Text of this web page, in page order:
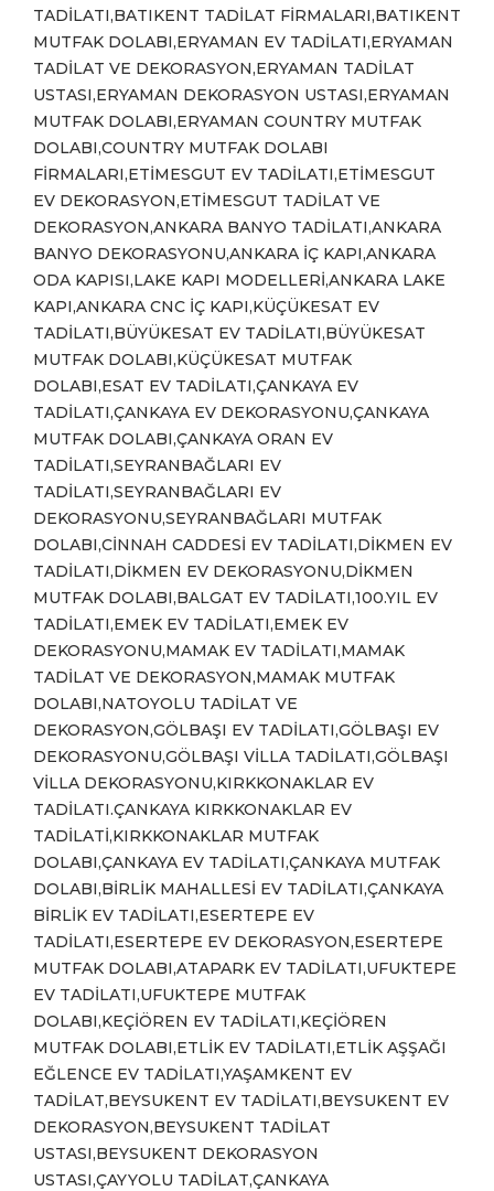
TADİLATI,BATIKENT TADİLAT FİRMALARI,BATIKENT
MUTFAK DOLABI,ERYAMAN EV TADİLATI,ERYAMAN
TADİLAT VE DEKORASYON,ERYAMAN TADİLAT
USTASI,ERYAMAN DEKORASYON USTASI,ERYAMAN
MUTFAK DOLABI,ERYAMAN COUNTRY MUTFAK
DOLABI,COUNTRY MUTFAK DOLABI
FİRMALARI,ETİMESGUT EV TADİLATI,ETİMESGUT
EV DEKORASYON,ETİMESGUT TADİLAT VE
DEKORASYON,ANKARA BANYO TADİLATI,ANKARA
BANYO DEKORASYONU,ANKARA İÇ KAPI,ANKARA
ODA KAPISI,LAKE KAPI MODELLERİ,ANKARA LAKE
KAPI,ANKARA CNC İÇ KAPI,KÜÇÜKESAT EV
TADİLATI,BÜYÜKESAT EV TADİLATI,BÜYÜKESAT
MUTFAK DOLABI,KÜÇÜKESAT MUTFAK
DOLABI,ESAT EV TADİLATI,ÇANKAYA EV
TADİLATI,ÇANKAYA EV DEKORASYONU,ÇANKAYA
MUTFAK DOLABI,ÇANKAYA ORAN EV
TADİLATI,SEYRANBAĞLARI EV
TADİLATI,SEYRANBAĞLARI EV
DEKORASYONU,SEYRANBAĞLARI MUTFAK
DOLABI,CİNNAH CADDESİ EV TADİLATI,DİKMEN EV
TADİLATI,DİKMEN EV DEKORASYONU,DİKMEN
MUTFAK DOLABI,BALGAT EV TADİLATI,100.YIL EV
TADİLATI,EMEK EV TADİLATI,EMEK EV
DEKORASYONU,MAMAK EV TADİLATI,MAMAK
TADİLAT VE DEKORASYON,MAMAK MUTFAK
DOLABI,NATOYOLU TADİLAT VE
DEKORASYON,GÖLBAŞI EV TADİLATI,GÖLBAŞI EV
DEKORASYONU,GÖLBAŞI VİLLA TADİLATI,GÖLBAŞI
VİLLA DEKORASYONU,KIRKKONAKLAR EV
TADİLATI.ÇANKAYA KIRKKONAKLAR EV
TADİLATİ,KIRKKONAKLAR MUTFAK
DOLABI,ÇANKAYA EV TADİLATI,ÇANKAYA MUTFAK
DOLABI,BİRLİK MAHALLESİ EV TADİLATI,ÇANKAYA
BİRLİK EV TADİLATI,ESERTEPE EV
TADİLATI,ESERTEPE EV DEKORASYON,ESERTEPE
MUTFAK DOLABI,ATAPARK EV TADİLATI,UFUKTEPE
EV TADİLATI,UFUKTEPE MUTFAK
DOLABI,KEÇİÖREN EV TADİLATI,KEÇİÖREN
MUTFAK DOLABI,ETLİK EV TADİLATI,ETLİK AŞŞAĞI
EĞLENCE EV TADİLATI,YAŞAMKENT EV
TADİLAT,BEYSUKENT EV TADİLATI,BEYSUKENT EV
DEKORASYON,BEYSUKENT TADİLAT
USTASI,BEYSUKENT DEKORASYON
USTASI,ÇAYYOLU TADİLAT,ÇANKAYA